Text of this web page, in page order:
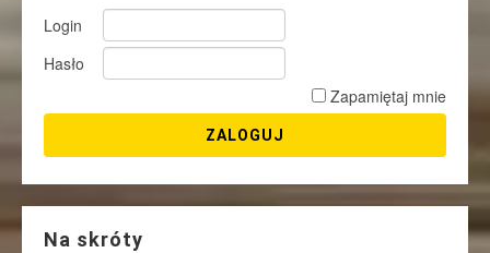
Login
Hasło
Zapamiętaj mnie
Na skróty